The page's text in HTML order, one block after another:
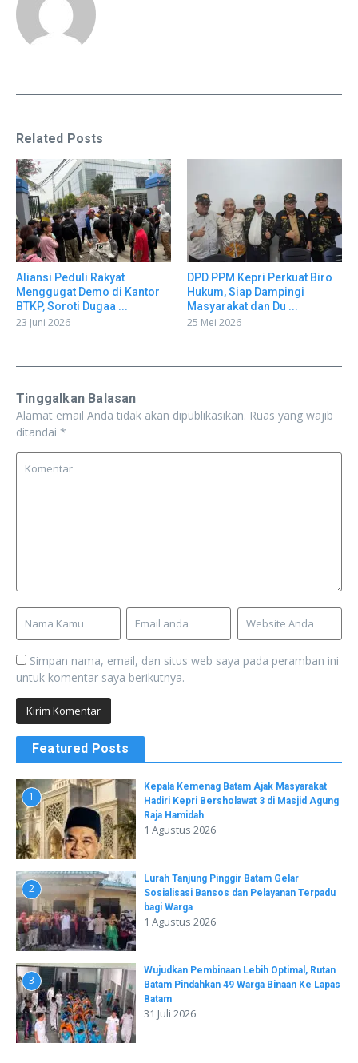
Related Posts
Aliansi Peduli Rakyat
Menggugat Demo di Kantor
BTKP, Soroti Dugaa ...
23 Juni 2026
DPD PPM Kepri Perkuat Biro
Hukum, Siap Dampingi
Masyarakat dan Du ...
25 Mei 2026
Tinggalkan Balasan
Alamat email Anda tidak akan dipublikasikan. Ruas yang wajib
ditandai *
Simpan nama, email, dan situs web saya pada peramban ini
untuk komentar saya berikutnya.
Featured Posts
1
Kepala Kemenag Batam Ajak Masyarakat
Hadiri Kepri Bersholawat 3 di Masjid Agung
Raja Hamidah
1 Agustus 2026
2
Lurah Tanjung Pinggir Batam Gelar
Sosialisasi Bansos dan Pelayanan Terpadu
bagi Warga
1 Agustus 2026
3
Wujudkan Pembinaan Lebih Optimal, Rutan
Batam Pindahkan 49 Warga Binaan Ke Lapas
Batam
31 Juli 2026